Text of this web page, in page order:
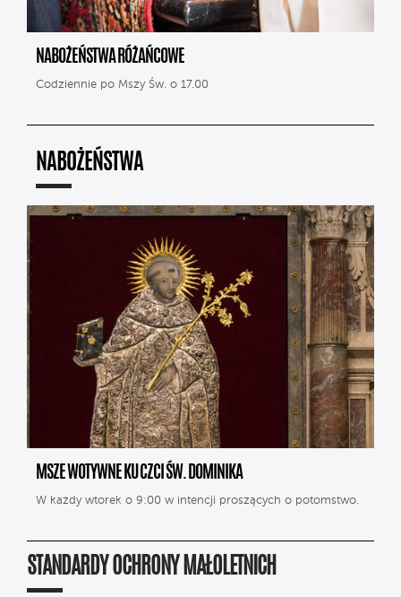
NABOŻEŃSTWA RÓŻAŃCOWE
Codziennie po Mszy Św. o 17.00
NABOŻEŃSTWA
MSZE WOTYWNE KU CZCI ŚW. DOMINIKA
W każdy wtorek o 9:00 w intencji proszących o potomstwo.
STANDARDY OCHRONY MAŁOLETNICH